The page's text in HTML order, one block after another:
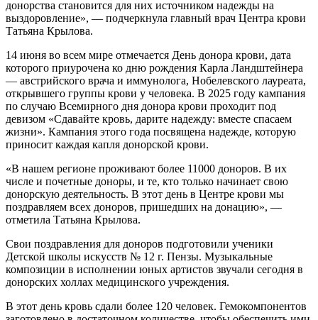
донорства становится для них источником надежды на
выздоровление», — подчеркнула главный врач Центра крови
Татьяна Крылова.
14 июня во всем мире отмечается День донора крови, дата
которого приурочена ко дню рождения Карла Ландштейнера
— австрийского врача и иммунолога, Нобелевского лауреата,
открывшего группы крови у человека. В 2025 году кампания
по случаю Всемирного дня донора крови проходит под
девизом «Сдавайте кровь, ‎дарите надежду: вместе спасаем
жизни». Кампания этого года посвящена надежде, которую
приносит каждая капля донорской крови.
«В нашем регионе проживают более 11000 доноров. В их
числе и почетные доноры, и те, кто только начинает свою
донорскую деятельность. В этот день в Центре крови мы
поздравляем всех доноров, пришедших на донацию», —
отметила Татьяна Крылова.
Свои поздравления для доноров подготовили ученики
Детской школы искусств № 12 г. Пензы. Музыкальные
композиции в исполнении юных артистов звучали сегодня в
донорских холлах медицинского учреждения.
В этот день кровь сдали более 120 человек. Гемокомпонентов